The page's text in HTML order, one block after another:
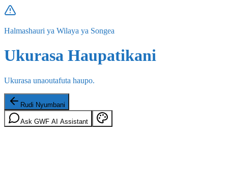
Halmashauri ya Wilaya ya Songea
Ukurasa Haupatikani
Ukurasa unaoutafuta haupo.
Rudi Nyumbani
Ask GWF AI Assistant